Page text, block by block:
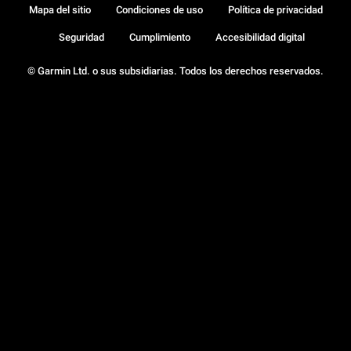
© Garmin Ltd. o sus subsidiarias. Todos los derechos reservados.
Mapa del sitio Condiciones de uso Política de privacidad
Seguridad Cumplimiento Accesibilidad digital